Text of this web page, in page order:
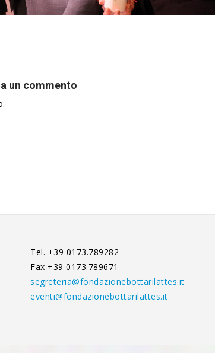
un commento
Tel. +39 0173.789282
Fax +39 0173.789671
segreteria@fondazionebottarilattes.it
eventi@fondazionebottarilattes.it